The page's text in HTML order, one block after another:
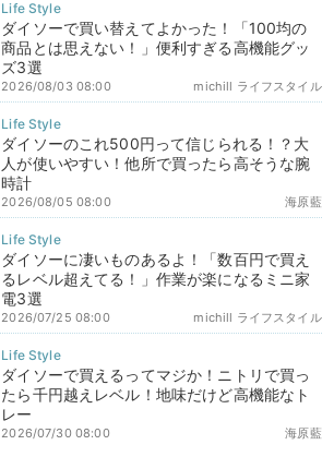
ダイソーで買い替えてよかった！「100均の
商品とは思えない！」便利すぎる高機能グッ
ズ3選
michill ライフスタイル
2026/08/03 08:00
ダイソーのこれ500円って信じられる！？大
人が使いやすい！他所で買ったら高そうな腕
時計
海原藍
2026/08/05 08:00
ダイソーに凄いものあるよ！「数百円で買え
るレベル超えてる！」作業が楽になるミニ家
電3選
michill ライフスタイル
2026/07/25 08:00
ダイソーで買えるってマジか！ニトリで買っ
たら千円越えレベル！地味だけど高機能なト
レー
海原藍
2026/07/30 08:00